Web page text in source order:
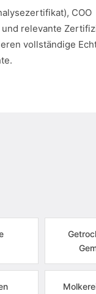
COO
relevante
vollständige